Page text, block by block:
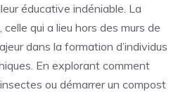
éducative indéniable. La
qui a lieu hors des murs de
dans la formation d’individus
En explorant comment
ou démarrer un compost